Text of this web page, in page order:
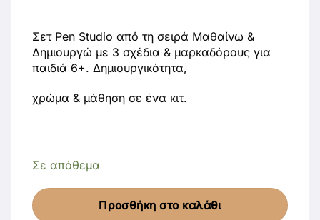
Σετ Pen Studio από τη σειρά Μαθαίνω &
Δημιουργώ με 3 σχέδια & μαρκαδόρους για
παιδιά 6+. Δημιουργικότητα,
χρώμα & μάθηση σε ένα κιτ.
Σε απόθεμα
Προσθήκη στο καλάθι